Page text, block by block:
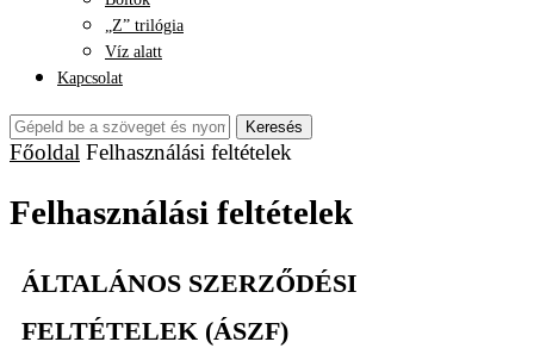
„Z” trilógia
Víz alatt
Kapcsolat
Keresés
Főoldal Felhasználási feltételek
Felhasználási feltételek
ÁLTALÁNOS SZERZŐDÉSI
FELTÉTELEK (ÁSZF)